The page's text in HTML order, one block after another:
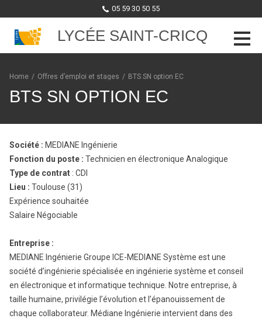
05 59 30 50 55
LYCÉE SAINT-CRICQ
Skip to content
Home / Offres d’emploi et stages / BTS SN option EC
BTS SN OPTION EC
Société : MEDIANE Ingénierie
Fonction du poste : Technicien en électronique Analogique
Type de contrat : CDI
Lieu : Toulouse (31)
Expérience souhaitée
Salaire Négociable
Entreprise :
MEDIANE Ingénierie Groupe ICE-MEDIANE Système est une
société d’ingénierie spécialisée en ingénierie système et conseil
en électronique et informatique technique. Notre entreprise, à
taille humaine, privilégie l’évolution et l’épanouissement de
chaque collaborateur. Médiane Ingénierie intervient dans des